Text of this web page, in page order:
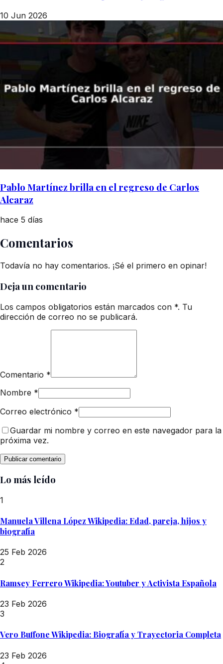
10 Jun 2026
Pablo Martínez brilla en el regreso de Carlos
Alcaraz
hace 5 días
Comentarios
Todavía no hay comentarios. ¡Sé el primero en opinar!
Deja un comentario
Los campos obligatorios están marcados con *. Tu
dirección de correo no se publicará.
Comentario *
Nombre *
Correo electrónico *
Guardar mi nombre y correo en este navegador para la
próxima vez.
Lo más leído
1
Manuela Villena López Wikipedia: Edad, pareja, hijos y
biografía
25 Feb 2026
2
Ramsey Ferrero Wikipedia: Youtuber y Activista Española
23 Feb 2026
3
Vero Buffone Wikipedia: Biografía y Trayectoria Completa
23 Feb 2026